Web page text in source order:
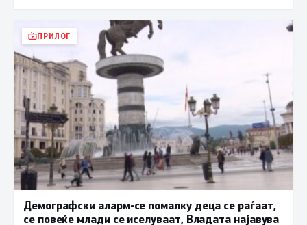
ПРИЛОГ
Демографски аларм-се помалку деца се раѓаат,
се повеќе млади се иселуваат, Владата најавува